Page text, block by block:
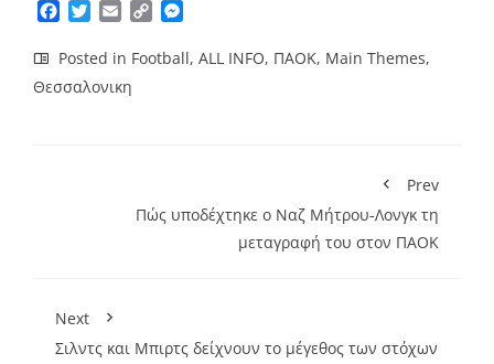
Facebook
TwitterEmailCopy
Posted in Football, ALL INFO, ΠΑΟΚ, Main Themes,
Θεσσαλονικη
Prev
Πώς υποδέχτηκε ο Ναζ Μήτρου-Λονγκ τη
μεταγραφή του στον ΠΑΟΚ
Next
Σιλντς και Μπιρτς δείχνουν το μέγεθος των στόχων